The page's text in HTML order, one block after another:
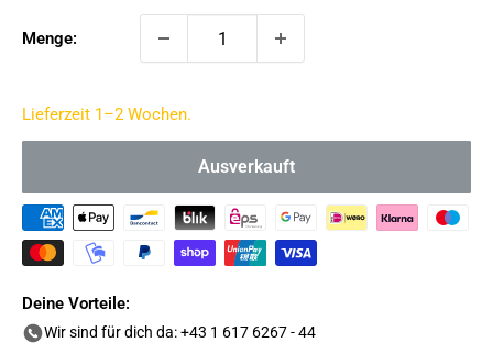
Menge:
Lieferzeit 1–2 Wochen.
Ausverkauft
Deine Vorteile:
Wir sind für dich da: +43 1 617 6267 - 44